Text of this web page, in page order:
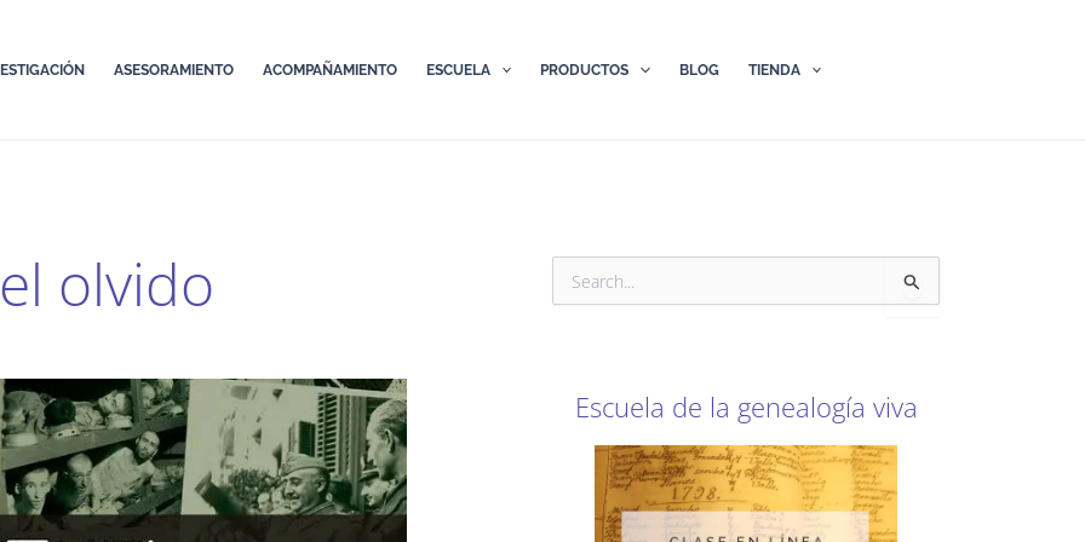
ASESORAMIENTO ACOMPAÑAMIENTO ESCUELA PRODUCTOS BLOG TIENDA
olvido
Escuela de la genealogía viva